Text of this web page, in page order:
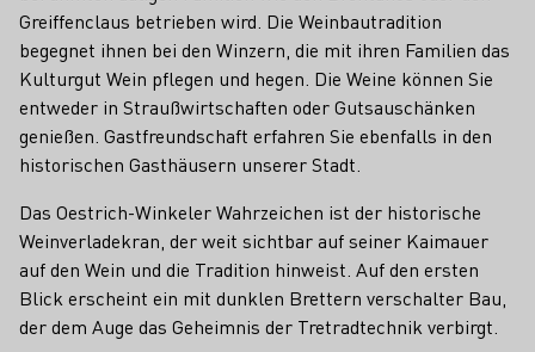
Greiffenclaus betrieben wird. Die Weinbautradition
begegnet ihnen bei den Winzern, die mit ihren Familien das
Kulturgut Wein pflegen und hegen. Die Weine können Sie
entweder in Straußwirtschaften oder Gutsauschänken
genießen. Gastfreundschaft erfahren Sie ebenfalls in den
historischen Gasthäusern unserer Stadt.
Das Oestrich-Winkeler Wahrzeichen ist der historische
Weinverladekran, der weit sichtbar auf seiner Kaimauer
auf den Wein und die Tradition hinweist. Auf den ersten
Blick erscheint ein mit dunklen Brettern verschalter Bau,
der dem Auge das Geheimnis der Tretradtechnik verbirgt.